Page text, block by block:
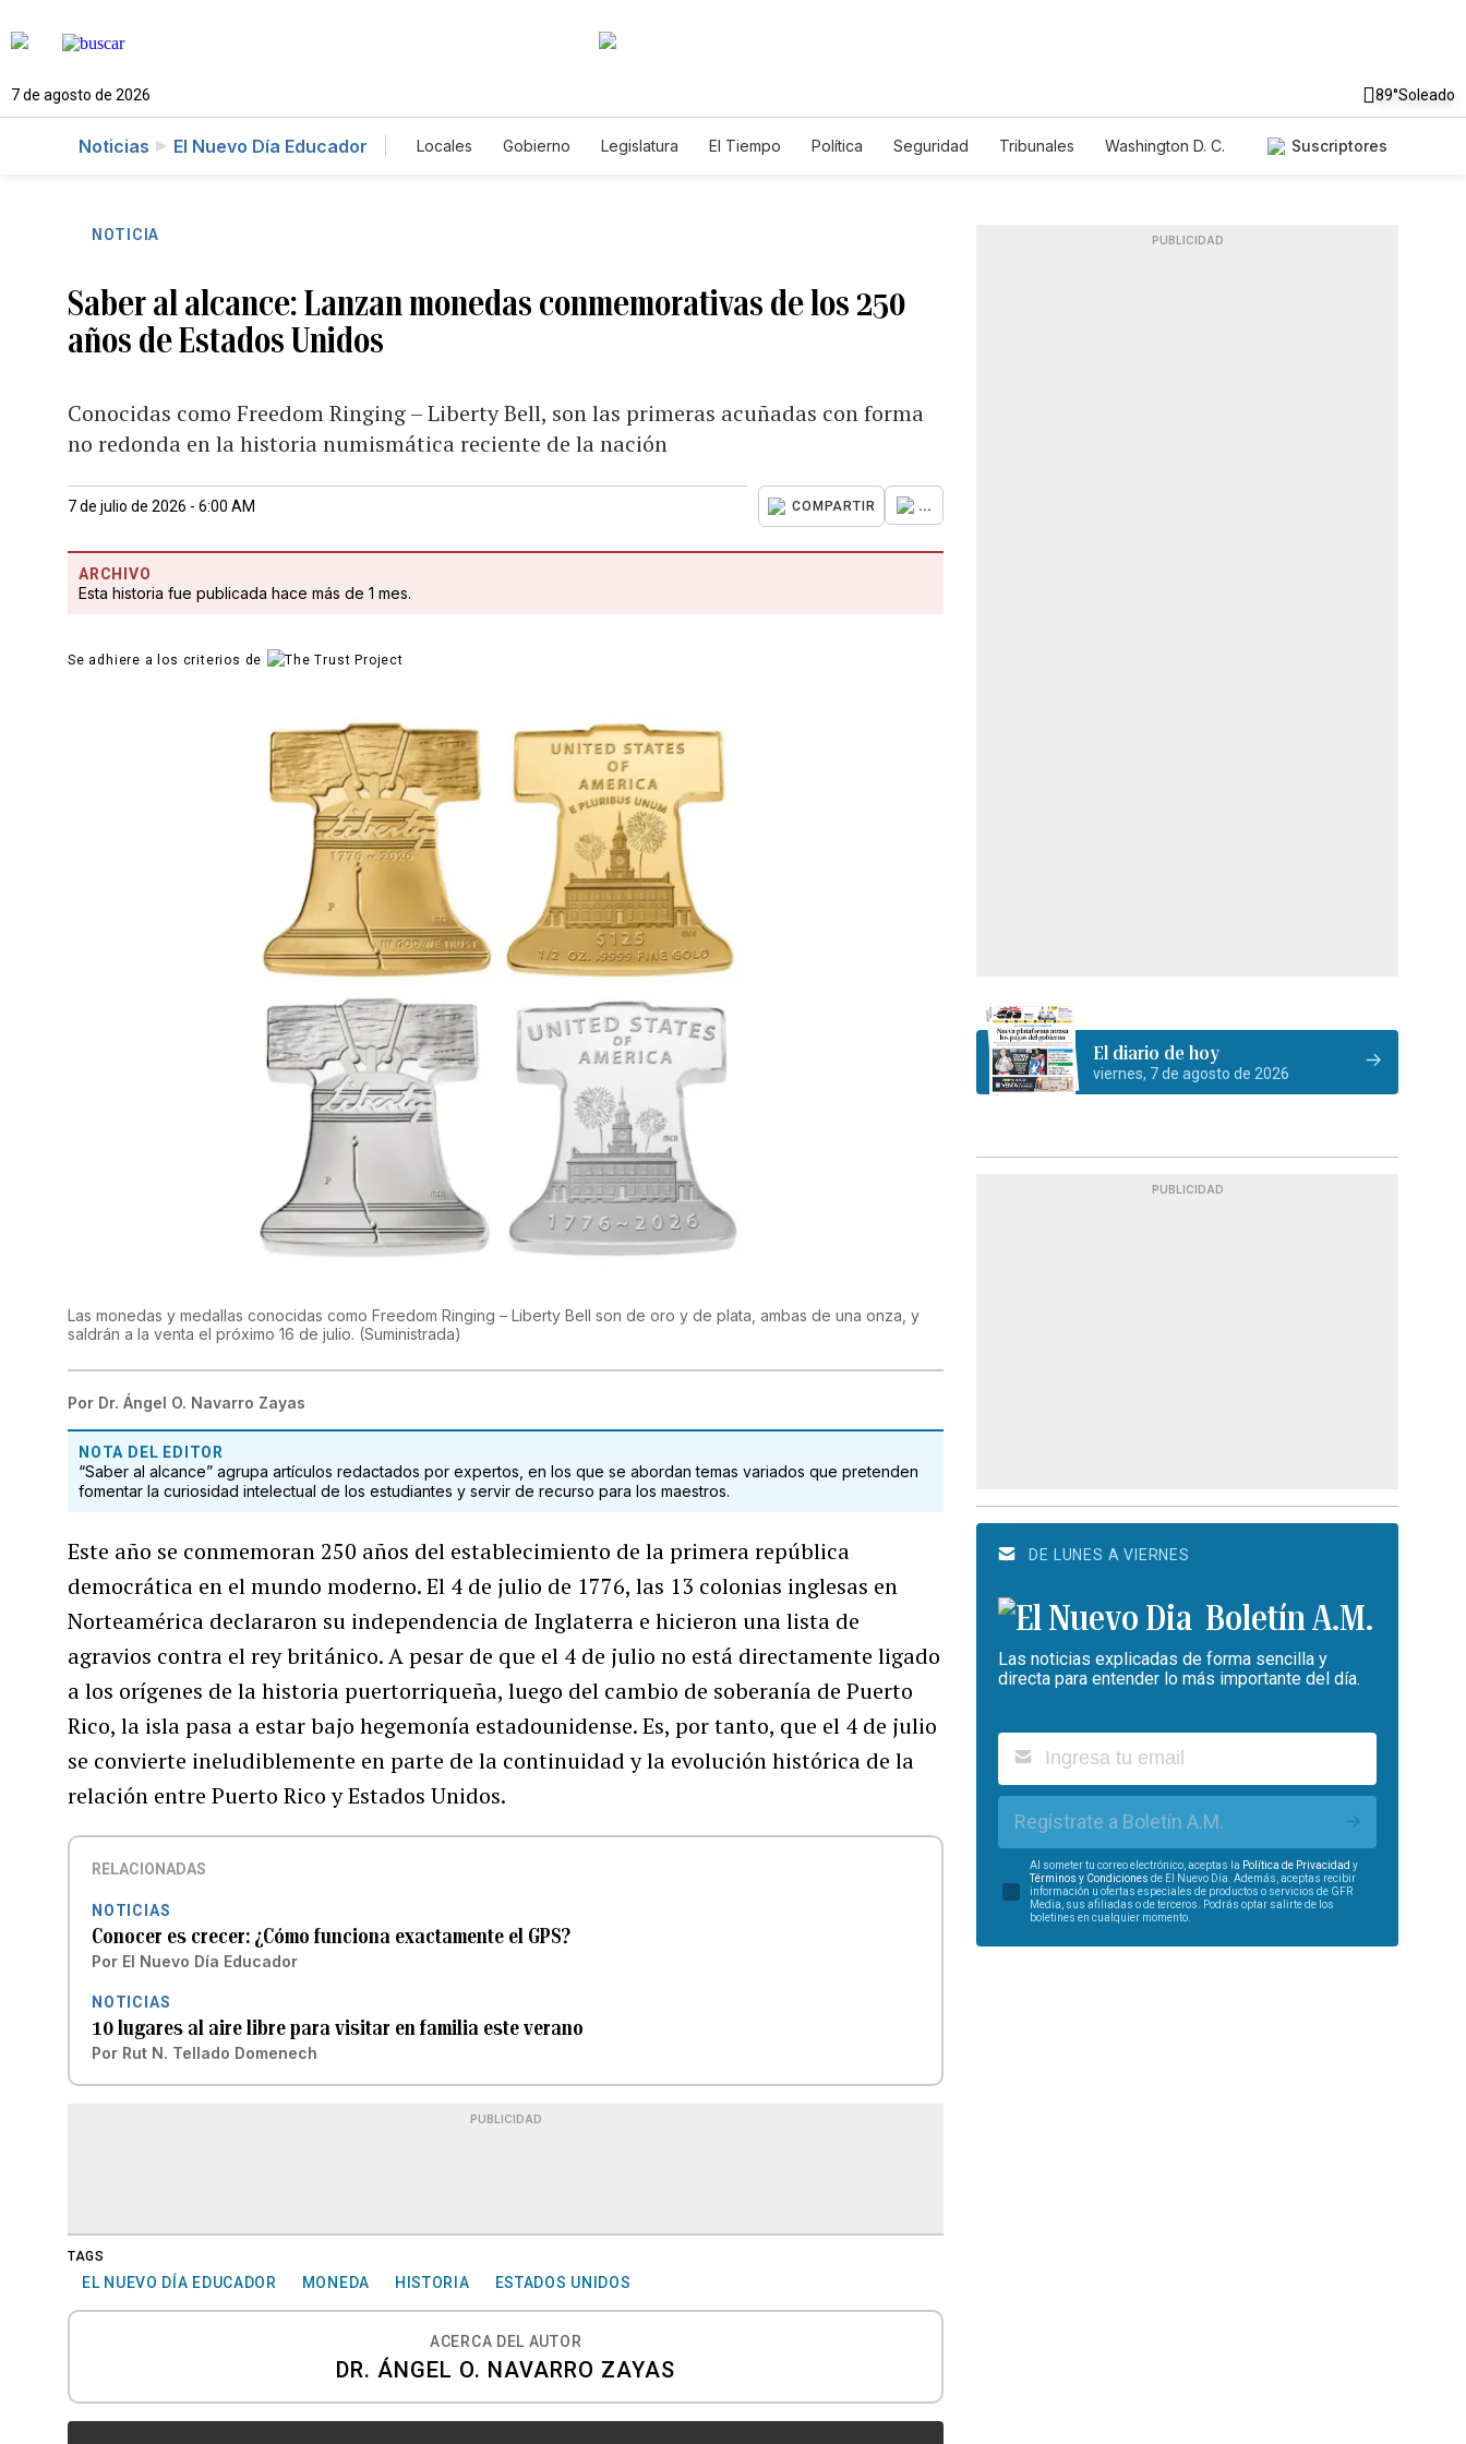
7 de agosto de 2026 89°Soleado
Noticias El Nuevo Día Educador Locales Gobierno Legislatura El Tiempo Política Seguridad Tribunales
Washington D. C.
Suscriptores
NOTICIA
Saber al alcance: Lanzan monedas conmemorativas de los 250
años de Estados Unidos
Conocidas como Freedom Ringing – Liberty Bell, son las primeras acuñadas con forma
no redonda en la historia numismática reciente de la nación
7 de julio de 2026 - 6:00 AM COMPARTIR ...
ARCHIVO
Esta historia fue publicada hace más de 1 mes.
Se adhiere a los criterios de
Las monedas y medallas conocidas como Freedom Ringing – Liberty Bell son de oro y de plata, ambas de una onza, y
saldrán a la venta el próximo 16 de julio. (Suministrada)
Por Dr. Ángel O. Navarro Zayas
NOTA DEL EDITOR
“Saber al alcance” agrupa artículos redactados por expertos, en los que se abordan temas variados que pretenden
fomentar la curiosidad intelectual de los estudiantes y servir de recurso para los maestros.
Este año se conmemoran 250 años del establecimiento de la primera república
democrática en el mundo moderno. El 4 de julio de 1776, las 13 colonias inglesas en
Norteamérica declararon su independencia de Inglaterra e hicieron una lista de
agravios contra el rey británico. A pesar de que el 4 de julio no está directamente ligado
a los orígenes de la historia puertorriqueña, luego del cambio de soberanía de Puerto
Rico, la isla pasa a estar bajo hegemonía estadounidense. Es, por tanto, que el 4 de julio
se convierte ineludiblemente en parte de la continuidad y la evolución histórica de la
relación entre Puerto Rico y Estados Unidos.
RELACIONADAS
NOTICIAS
Conocer es crecer: ¿Cómo funciona exactamente el GPS?
Por El Nuevo Día Educador
NOTICIAS
10 lugares al aire libre para visitar en familia este verano
Por Rut N. Tellado Domenech
PUBLICIDAD
TAGS
EL NUEVO DÍA EDUCADOR MONEDA HISTORIA ESTADOS UNIDOS
ACERCA DEL AUTOR
DR. ÁNGEL O. NAVARRO ZAYAS
PUBLICIDAD
El diario de hoy
viernes, 7 de agosto de 2026
PUBLICIDAD
DE LUNES A VIERNES
Boletín A.M.
Las noticias explicadas de forma sencilla y
directa para entender lo más importante del día.
Regístrate a Boletín A.M.
Al someter tu correo electrónico, aceptas la Política de Privacidad y
Términos y Condiciones de El Nuevo Día. Además, aceptas recibir
información u ofertas especiales de productos o servicios de GFR
Media, sus afiliadas o de terceros. Podrás optar salirte de los
boletines en cualquier momento.